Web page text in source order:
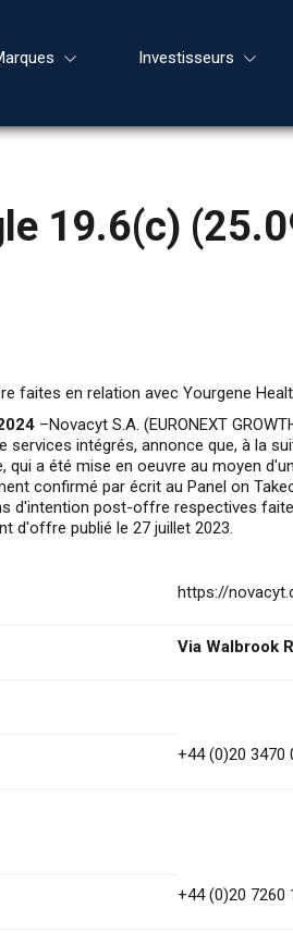
Investisseurs
19.6(c)
faites en relation avec Yourgene
–Novacyt S.A. (EURONEXT
intégrés, annonce que, à la
a été mise en oeuvre au moyen
confirmé par écrit au Panel on
d'intention post-offre respectives
d'offre publié le 27 juillet 2023.
https://
Via Walbrook
+44 (0)20 3470
+44 (0)20 7260